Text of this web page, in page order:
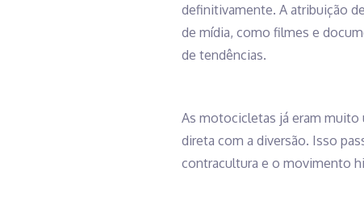
definitivamente. A atribuição
de mídia, como filmes e
de tendências.
As motocicletas já eram muito
direta com a diversão. Isso
contracultura e o movimento